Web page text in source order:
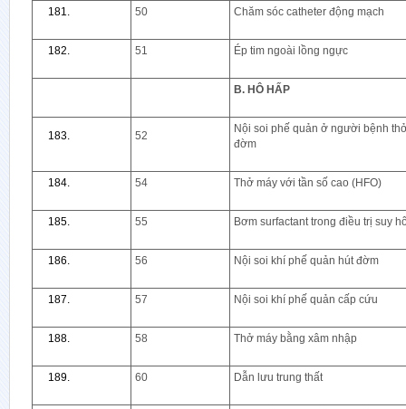
50 Chăm sóc catheter động mạch
51 Ép tim ngoài lồng ngực
B. HÔ HẤP
52
Nội soi phế quản ở người bệnh
đờm
54 Thở máy với tần số cao (HFO)
55 Bơm surfactant trong điều trị suy
56 Nội soi khí phế quản hút đờm
57 Nội soi khí phế quản cấp cứu
58 Thở máy bằng xâm nhập
60 Dẫn lưu trung thất